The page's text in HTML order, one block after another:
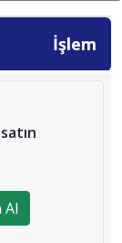
İşlem
Al